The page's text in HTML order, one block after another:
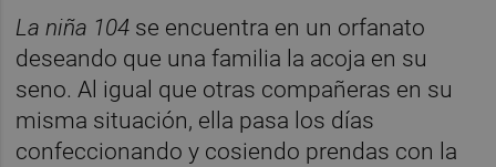
La niña 104 se encuentra en un orfanato
deseando que una familia la acoja en su
seno. Al igual que otras compañeras en su
misma situación, ella pasa los días
confeccionando y cosiendo prendas con la